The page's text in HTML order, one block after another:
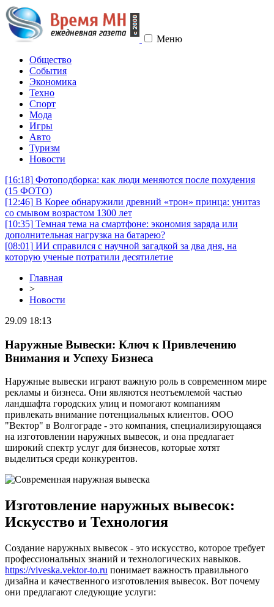
Меню
Общество
События
Экономика
Техно
Спорт
Мода
Игры
Авто
Туризм
Новости
[16:18] Фотоподборка: как люди меняются после похудения
(15 ФОТО)
[12:46] В Корее обнаружили древний «трон» принца: унитаз
со смывом возрастом 1300 лет
[10:35] Темная тема на смартфоне: экономия заряда или
дополнительная нагрузка на батарею?
[08:01] ИИ справился с научной загадкой за два дня, на
которую ученые потратили десятилетие
Главная
>
Новости
29.09 18:13
Наружные Вывески: Ключ к Привлечению
Внимания и Успеху Бизнеса
Наружные вывески играют важную роль в современном мире
рекламы и бизнеса. Они являются неотъемлемой частью
ландшафта городских улиц и помогают компаниям
привлекать внимание потенциальных клиентов. ООО
"Вектор" в Волгограде - это компания, специализирующаяся
на изготовлении наружных вывесок, и она предлагает
широкий спектр услуг для бизнесов, которые хотят
выделиться среди конкурентов.
Изготовление наружных вывесок:
Искусство и Технология
Создание наружных вывесок - это искусство, которое требует
профессиональных знаний и технологических навыков.
https://viveska.vektor-to.ru понимает важность правильного
дизайна и качественного изготовления вывесок. Вот почему
они предлагают следующие услуги: